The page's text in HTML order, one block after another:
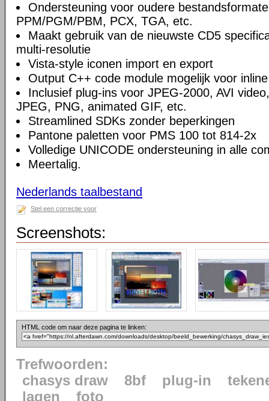
Ondersteuning voor oudere
PPM/PGM/PBM, PCX, TGA, etc.
Maakt gebruik van de nieuwste CD5
multi-resolutie
Vista-style iconen import en export
Output C++ code module mogelijk voor
Inclusief plug-ins voor JPEG-2000, AVI
JPEG, PNG, animated GIF, etc.
Streamlined SDKs zonder beperkingen
Pantone paletten voor PMS 100 tot 814-2x
Volledige UNICODE ondersteuning in alle
Meertalig.
Nederlands taalbestand
Stel een correctie voor
Screenshots:
HTML code om naar deze pagina te linken:
Trefwoorden:
chasys draw
8bf plug-in
lagen
foto